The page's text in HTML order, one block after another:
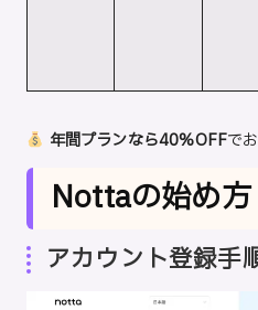
年間プランなら40%OFFで
Nottaの始め
アカウント登録手